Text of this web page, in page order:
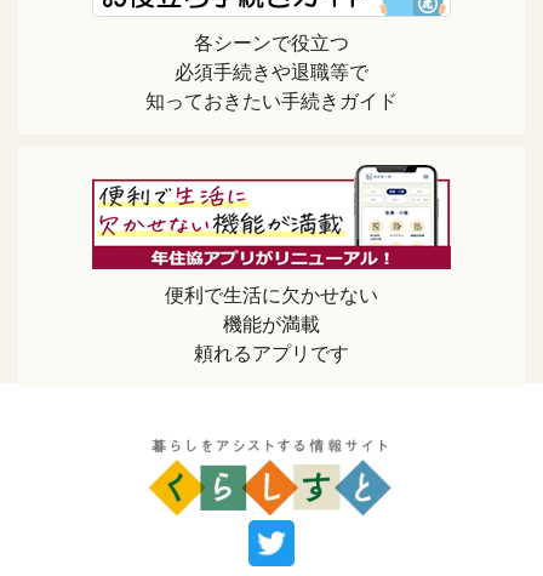
各シーンで役立つ
必須手続きや退職等で
知っておきたい手続きガイド
便利で生活に欠かせない
機能が満載
頼れるアプリです